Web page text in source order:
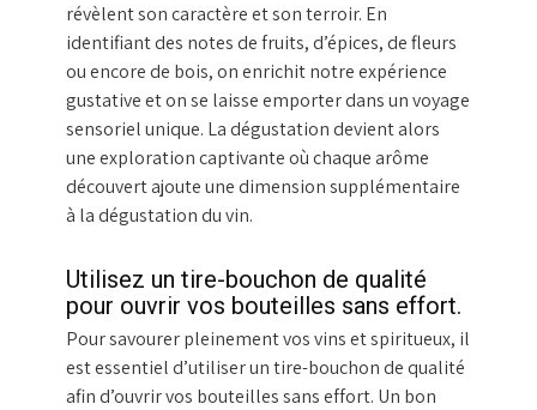
révèlent son caractère et son terroir. En
identifiant des notes de fruits, d’épices, de fleurs
ou encore de bois, on enrichit notre expérience
gustative et on se laisse emporter dans un voyage
sensoriel unique. La dégustation devient alors
une exploration captivante où chaque arôme
découvert ajoute une dimension supplémentaire
à la dégustation du vin.
Utilisez un tire-bouchon de qualité
pour ouvrir vos bouteilles sans effort.
Pour savourer pleinement vos vins et spiritueux, il
est essentiel d’utiliser un tire-bouchon de qualité
afin d’ouvrir vos bouteilles sans effort. Un bon